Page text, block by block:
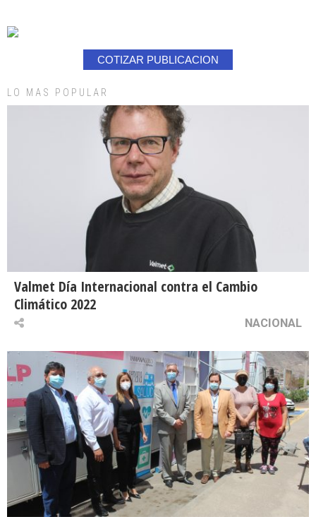
COTIZAR PUBLICACION
LO MAS POPULAR
Valmet Día Internacional contra el Cambio
Climático 2022
NACIONAL